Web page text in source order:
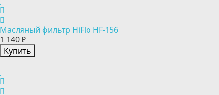
Масляный фильтр HiFlo HF-156
1 140 ₽
Купить